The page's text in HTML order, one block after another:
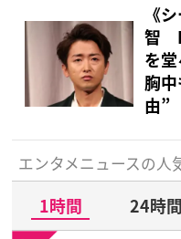
《
智
を
胸
由”
エンタメニュースの人
1時間 24時間